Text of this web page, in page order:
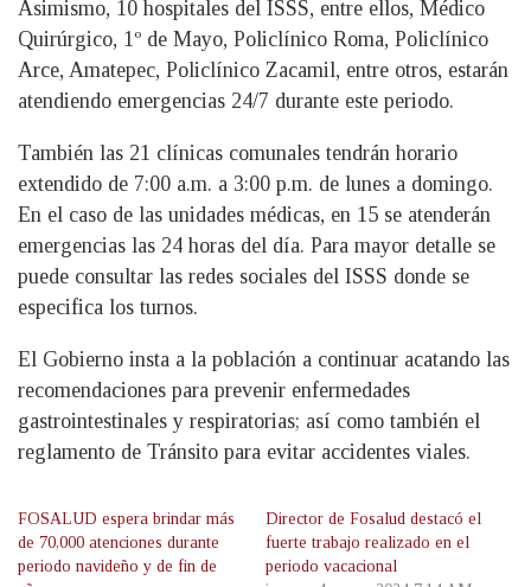
Asimismo, 10 hospitales del ISSS, entre ellos, Médico
Quirúrgico, 1º de Mayo, Policlínico Roma, Policlínico
Arce, Amatepec, Policlínico Zacamil, entre otros, estarán
atendiendo emergencias 24/7 durante este periodo.
También las 21 clínicas comunales tendrán horario
extendido de 7:00 a.m. a 3:00 p.m. de lunes a domingo.
En el caso de las unidades médicas, en 15 se atenderán
emergencias las 24 horas del día. Para mayor detalle se
puede consultar las redes sociales del ISSS donde se
especifica los turnos.
El Gobierno insta a la población a continuar acatando las
recomendaciones para prevenir enfermedades
gastrointestinales y respiratorias; así como también el
reglamento de Tránsito para evitar accidentes viales.
FOSALUD espera brindar más
de 70,000 atenciones durante
periodo navideño y de fin de
Director de Fosalud destacó el
fuerte trabajo realizado en el
periodo vacacional